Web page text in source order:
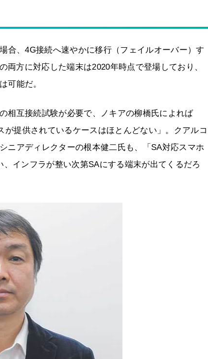
合、4G接続へ速やかに移行（フェイルオーバー）す
方に対応した端末は2020年時点で登場しており、
可能だ。
相互接続試験が必要で、ノキアの柳橋氏によれば
が提供されているケースはほとんどない」。クアルコ
ニアディレクターの根本健二氏も、「SA対応スマホ
インフラが整い次第SAにする端末が出てくるだろ